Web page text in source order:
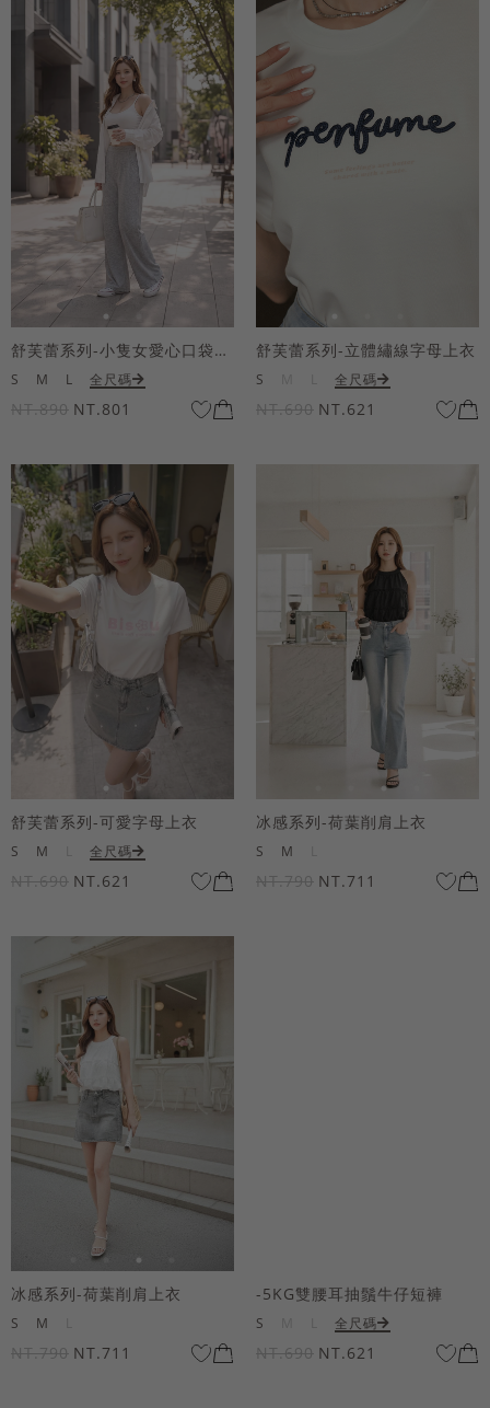
舒芙蕾系列-小隻女愛心口袋寬褲
S M L 全尺碼
NT.890 NT.801
舒芙蕾系列-立體繡線字母上衣
S 全尺碼
NT.690 NT.621
舒芙蕾系列-可愛字母上衣
S M 全尺碼
NT.690 NT.621
冰感系列-荷葉削肩上衣
S M
NT.790 NT.711
冰感系列-荷葉削肩上衣
S M
NT.790 NT.711
-5KG雙腰耳抽鬚牛仔短褲
S 全尺碼
NT.690 NT.621